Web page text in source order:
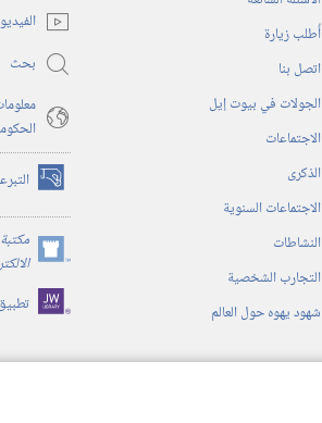
أُطلب زيارة
اتصل بنا
الجولات في بيوت إيل
الاجتماعات
الذكرى
الاجتماعات السنوية
النشاطات
التجارب الشخصية
شهود يهوه حول العالم
نافذة
جديدة)
بحث
(يفتح
نافذة
جديدة)
(يفتح
نافذة
جديدة)